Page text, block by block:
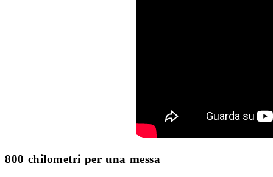
800 chilometri per una messa